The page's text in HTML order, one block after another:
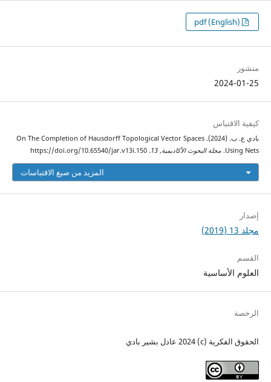
منشور
2024-01-25
كيفية الاقتباس
بادي ع. ب. (2024). On The Completion of Hausdorff Topological Vector Spaces
Using Nets. مجلة البحوث الأكاديمية,
13
. https://doi.org/10.65540/jar.v13i.150
المزيد من صيغ الاقتباسات
إصدار
مجلد 13 (2019)
القسم
العلوم الأساسية
الرخصة
الحقوق الفكرية (c) 2024 عادل بشير بادي